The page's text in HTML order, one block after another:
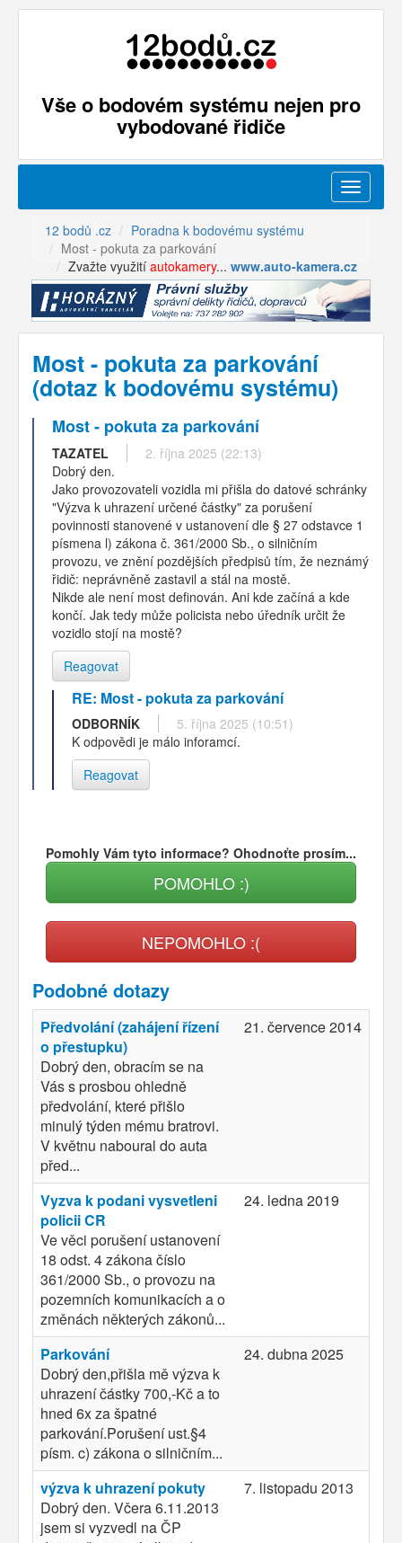
Vše o bodovém systému nejen pro
vybodované řidiče
Menu
12 bodů .cz
Poradna k bodovému systému
Most - pokuta za parkování
Zvažte využití autokamery... www.auto-kamera.cz
Most - pokuta za parkování
(dotaz k bodovému systému)
Most - pokuta za parkování
TAZATEL
2. října 2025 (22:13)
Dobrý den.
Jako provozovateli vozidla mi přišla do datové schránky
"Výzva k uhrazení určené částky" za porušení
povinnosti stanovené v ustanovení dle § 27 odstavce 1
písmena l) zákona č. 361/2000 Sb., o silničním
provozu, ve znění pozdějších předpisů tím, že neznámý
řidič: neprávněně zastavil a stál na mostě.
Nikde ale není most definován. Ani kde začíná a kde
končí. Jak tedy může policista nebo úředník určit že
vozidlo stojí na mostě?
Reagovat
RE: Most - pokuta za parkování
ODBORNÍK
5. října 2025 (10:51)
K odpovědi je málo inforamcí.
Reagovat
Pomohly Vám tyto informace? Ohodnoťte prosím...
POMOHLO :)
NEPOMOHLO :(
Podobné dotazy
Předvolání (zahájení řízení
o přestupku)
Dobrý den, obracím se na
Vás s prosbou ohledně
předvolání, které přišlo
minulý týden mému bratrovi.
V květnu naboural do auta
před...
21. července 2014
Vyzva k podani vysvetleni
policii CR
Ve věci porušení ustanovení
18 odst. 4 zákona číslo
361/2000 Sb., o provozu na
pozemních komunikacích a o
změnách některých zákonů...
24. ledna 2019
Parkování
Dobrý den,přišla mě výzva k
uhrazení částky 700,-Kč a to
hned 6x za špatné
parkování.Porušení ust.§4
písm. c) zákona o silničním...
24. dubna 2025
výzva k uhrazení pokuty
Dobrý den. Včera 6.11.2013
jsem si vyzvedl na ČP
7. listopadu 2013